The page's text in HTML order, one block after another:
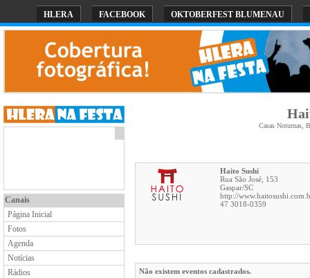
HLERA FACEBOOK OKTOBERFEST BLUMENAU
Canais
Página Inicial
Fotos
Agenda
Notícias
Rádios
Casas Noturnas,
Haito Sushi
Rua São José, 153
Gaspar/SC
http://
47 3018-0359
Não existem eventos cadastrados.